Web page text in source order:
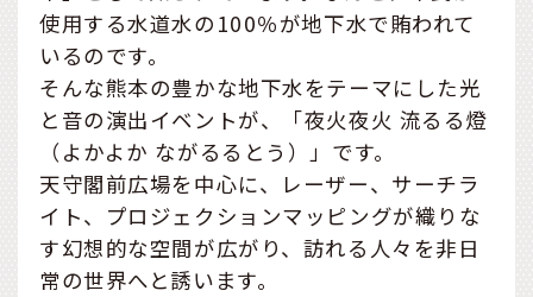
使用する水道水の100％が地下水で賄われて
いるのです。
そんな熊本の豊かな地下水をテーマにした光
と音の演出イベントが、「夜火夜火 流るる燈
（よかよか ながるるとう）」です。
天守閣前広場を中心に、レーザー、サーチラ
イト、プロジェクションマッピングが織りな
す幻想的な空間が広がり、訪れる人々を非日
常の世界へと誘います。